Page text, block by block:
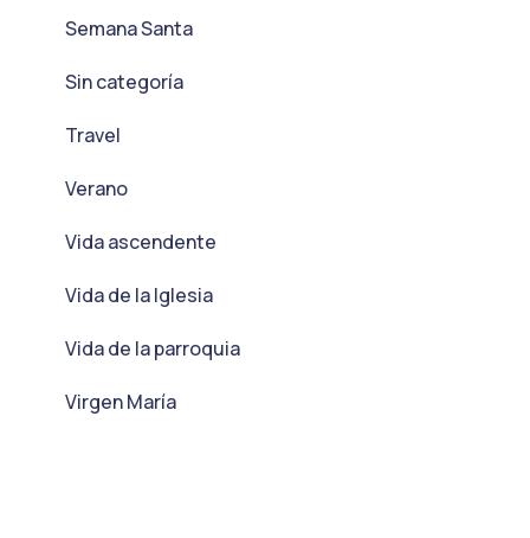
Semana Santa
Sin categoría
Travel
Verano
Vida ascendente
Vida de la Iglesia
Vida de la parroquia
Virgen María